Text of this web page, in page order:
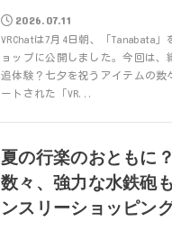
2026.07.11
VRChatは7月4日朝、「Tanabata
ョップに公開しました。今回は
追体験？七夕を祝うアイテムの
ートされた「VR...
夏の行楽のおともに
数々、強力な水鉄砲
ンスリーショッピング